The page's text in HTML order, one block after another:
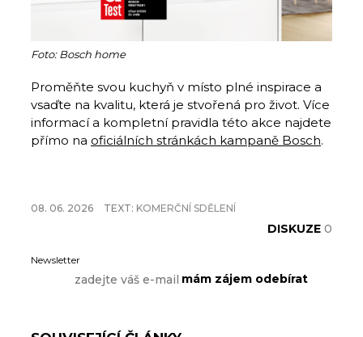
Foto: Bosch home
Proměňte svou kuchyň v místo plné inspirace a
vsaďte na kvalitu, která je stvořená pro život. Více
informací a kompletní pravidla této akce najdete
přímo na oficiálních stránkách kampaně Bosch.
08. 06. 2026 TEXT: KOMERČNÍ SDĚLENÍ
DISKUZE 0
Newsletter